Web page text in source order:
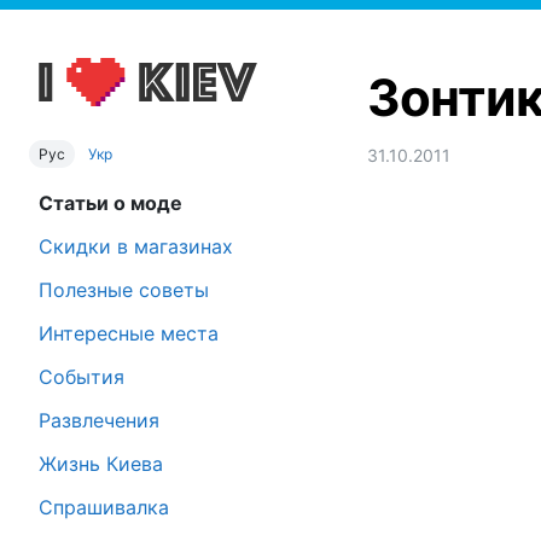
Рус Укр
Статьи о моде
Скидки в магазинах
Полезные советы
Интересные места
События
Развлечения
Жизнь Киева
Спрашивалка
31.10.2011